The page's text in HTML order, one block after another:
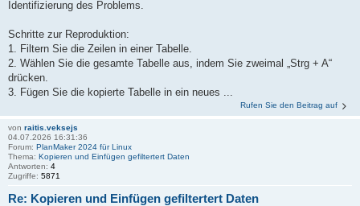
Identifizierung des Problems.
Schritte zur Reproduktion:
1. Filtern Sie die Zeilen in einer Tabelle.
2. Wählen Sie die gesamte Tabelle aus, indem Sie zweimal „Strg + A“
drücken.
3. Fügen Sie die kopierte Tabelle in ein neues ...
Rufen Sie den Beitrag auf
von raitis.veksejs
04.07.2026 16:31:36
Forum: PlanMaker 2024 für Linux
Thema: Kopieren und Einfügen gefiltertert Daten
Antworten: 4
Zugriffe: 5871
Re: Kopieren und Einfügen gefiltertert Daten